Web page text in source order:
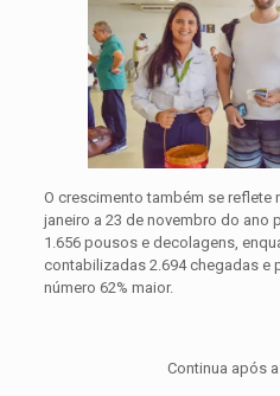
O crescimento também se reflete
janeiro a 23 de novembro do ano
1.656 pousos e decolagens,
contabilizadas 2.694 chegadas e
número 62% maior.
Continua após